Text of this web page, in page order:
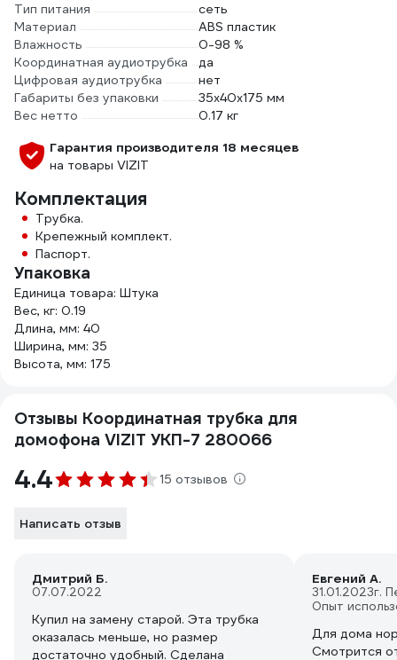
Тип питания
сеть
Материал
ABS пластик
Влажность
0-98 %
Координатная аудиотрубка
да
Цифровая аудиотрубка
нет
Габариты без упаковки
35x40x175 мм
Вес нетто
0.17 кг
Гарантия производителя 18 месяцев
на товары VIZIT
Комплектация
Трубка.
Крепежный комплект.
Паспорт.
Упаковка
Единица товара: Штука
Вес, кг: 0.19
Длина, мм: 40
Ширина, мм: 35
Высота, мм: 175
Отзывы Координатная трубка для
домофона VIZIT УКП-7 280066
4.4 15 отзывов
Написать отзыв
Дмитрий Б.
07.07.2022
Купил на замену старой. Эта трубка
оказалась меньше, но размер
достаточно удобный. Сделана
Евгений А.
31.01.2023г.
Опыт
Для дома
Смотрится